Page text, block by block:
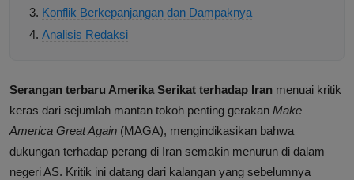
Konflik Berkepanjangan dan Dampaknya
Analisis Redaksi
Serangan terbaru Amerika Serikat terhadap Iran menuai kritik
keras dari sejumlah mantan tokoh penting gerakan Make
America Great Again (MAGA), mengindikasikan bahwa
dukungan terhadap perang di Iran semakin menurun di dalam
negeri AS. Kritik ini datang dari kalangan yang sebelumnya